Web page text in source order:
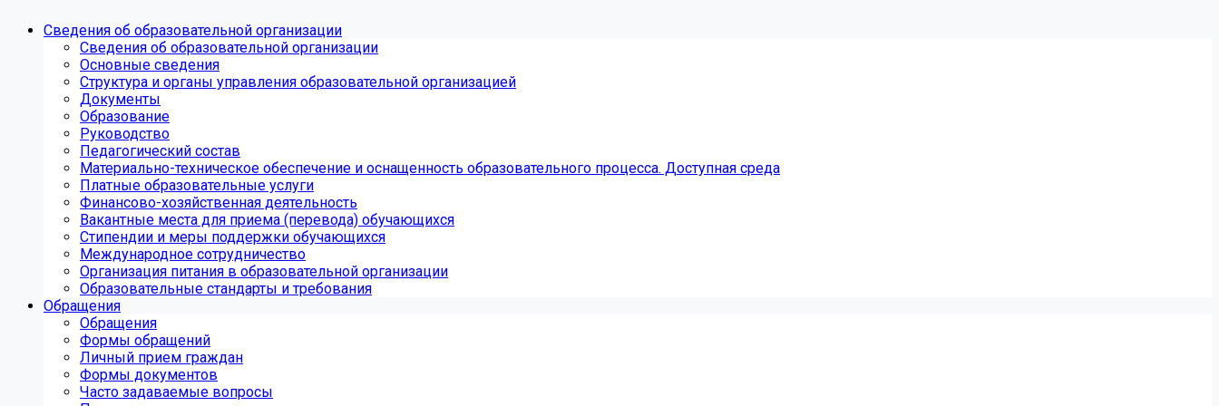
Сведения об образовательной организации
Сведения об образовательной организации
Основные сведения
Структура и органы управления образовательной организацией
Документы
Образование
Руководство
Педагогический состав
Материально-техническое обеспечение и оснащенность образовательного процесса. Доступная среда
Платные образовательные услуги
Финансово-хозяйственная деятельность
Вакантные места для приема (перевода) обучающихся
Стипендии и меры поддержки обучающихся
Международное сотрудничество
Организация питания в образовательной организации
Образовательные стандарты и требования
Обращения
Обращения
Формы обращений
Личный прием граждан
Формы документов
Часто задаваемые вопросы